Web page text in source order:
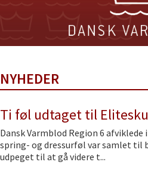
NYHEDER
Ti føl udtaget til
Dansk Varmblod Region 6
spring- og dressurføl var samlet til
udpeget til at gå videre t...